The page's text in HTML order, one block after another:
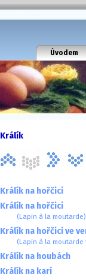
Úvodem
Králík
Králík na hořčici
Králík na hořčici
(Lapin à la moutarde)
Králík na hořčici ve
(Lapin à la
Králík na houbách
Králík na karí